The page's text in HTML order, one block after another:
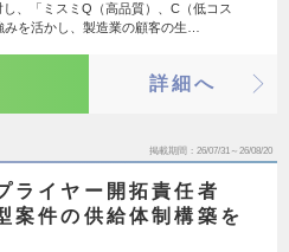
、「ミスミQ（高品質）、C（低コス
を活かし、製造業の顧客の生…
詳細へ
掲載期間 26/07/31～26/08/20
ライヤー開拓責任者
案件の供給体制構築を